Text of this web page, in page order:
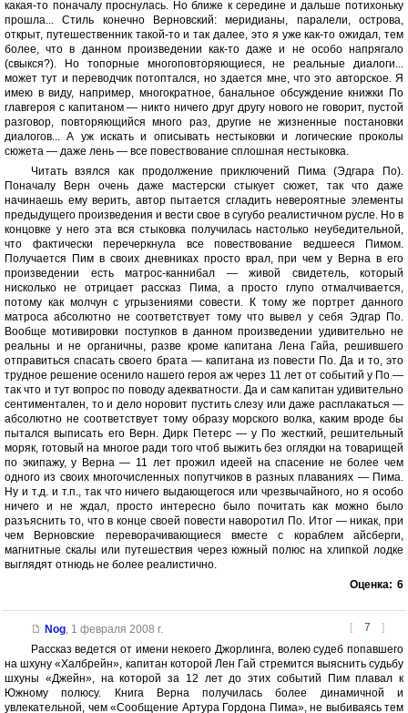
какая-то поначалу проснулась. Но ближе к середине и дальше потихоньку
прошла... Стиль конечно Верновский: меридианы, паралели, острова,
открыт, путешественник такой-то и так далее, это я уже как-то ожидал, тем
более, что в данном произведении как-то даже и не особо напрягало
(свыкся?). Но топорные многоповторяющиеся, не реальные диалоги...
может тут и переводчик потоптался, но здается мне, что это авторское. Я
имею в виду, например, многократное, банальное обсуждение книжки По
главгероя с капитаном — никто ничего друг другу нового не говорит, пустой
разговор, повторяющийся много раз, другие не жизненные постановки
диалогов... А уж искать и описывать нестыковки и логические проколы
сюжета — даже лень — все повествование сплошная нестыковка.
Читать взялся как продолжение приключений Пима (Эдгара По).
Поначалу Верн очень даже мастерски стыкует сюжет, так что даже
начинаешь ему верить, автор пытается сгладить невероятные элементы
предыдущего произведения и вести свое в сугубо реалистичном русле. Но в
концовке у него эта вся стыковка получилась настолько неубедительной,
что фактически перечеркнула все повествование ведшееся Пимом.
Получается Пим в своих дневниках просто врал, при чем у Верна в его
произведении есть матрос-каннибал — живой свидетель, который
нисколько не отрицает рассказ Пима, а просто глупо отмалчивается,
потому как молчун с угрызениями совести. К тому же портрет данного
матроса абсолютно не соответствует тому что вывел у себя Эдгар По.
Вообще мотивировки поступков в данном произведении удивительно не
реальны и не органичны, разве кроме капитана Лена Гайа, решившего
отправиться спасать своего брата — капитана из повести По. Да и то, это
трудное решение осенило нашего героя аж через 11 лет от событий у По —
так что и тут вопрос по поводу адекватности. Да и сам капитан удивительно
сентиментален, то и дело норовит пустить слезу или даже расплакаться —
абсолютно не соответствует тому образу морского волка, каким вроде бы
пытался выписать его Верн. Дирк Петерс — у По жесткий, решительный
моряк, готовый на многое ради того чтоб выжить без оглядки на товарищей
по экипажу, у Верна — 11 лет прожил идеей на спасение не более чем
одного из своих многочисленных попутчиков в разных плаваниях — Пима.
Ну и т.д. и т.п., так что ничего выдающегося или чрезвычайного, но я особо
ничего и не ждал, просто интересно было почитать как можно было
разъяснить то, что в конце своей повести наворотил По. Итог — никак, при
чем Верновские переворачивающиеся вместе с кораблем айсберги,
магнитные скалы или путешествия через южный полюс на хлипкой лодке
выглядят отнюдь не более реалистично.
Оценка: 6
[ 7 ]
Nog, 1 февраля 2008 г.
Рассказ ведется от имени некоего Джорлинга, волею судеб попавшего
на шхуну «Халбрейн», капитан которой Лен Гай стремится выяснить судьбу
шхуны «Джейн», на которой за 12 лет до этих событий Пим плавал к
Южному полюсу. Книга Верна получилась более динамичной и
увлекательной, чем «Сообщение Артура Гордона Пима», не выбиваясь тем